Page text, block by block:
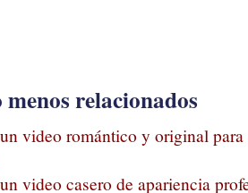
menos relacionados
video romántico y original
video casero de apariencia